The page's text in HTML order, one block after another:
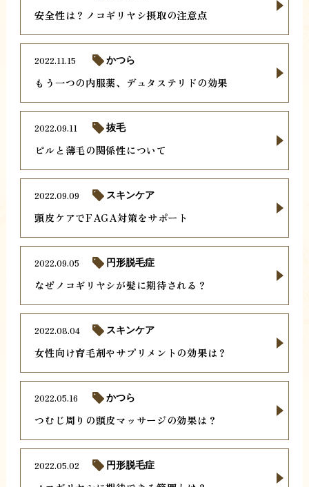
安全性は？ノコギリヤシ摂取の注意点
もう一つの内服薬、デュタステリドの効果
2022.11.15 かつら
ピルと薄毛の関係性について
2022.09.11 抜毛
頭皮ケアでFAGA対策をサポート
2022.09.09 スキンケア
なぜノコギリヤシが髪に期待される？
2022.09.05 円形脱毛症
女性向け育毛剤やサプリメントの効果は？
2022.08.04 スキンケア
つむじ周りの頭皮マッサージの効果は？
2022.05.16 かつら
2022.05.02 円形脱毛症